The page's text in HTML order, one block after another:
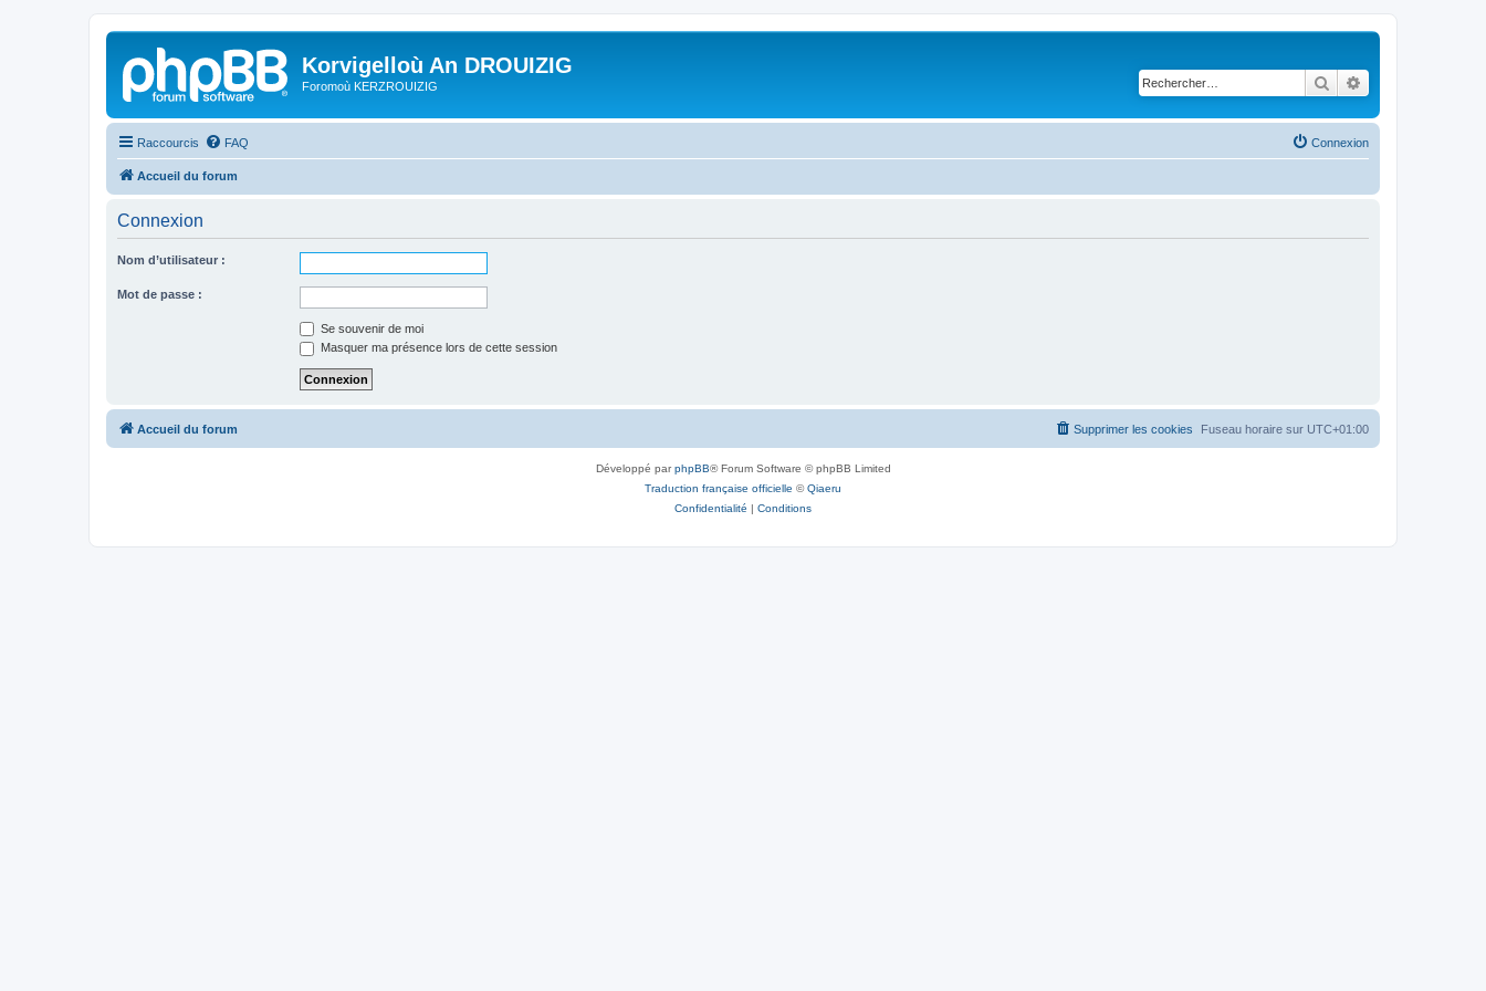
Korvigelloù An DROUIZIG
Foromoù KERZROUIZIG Rechercher
Raccourcis FAQ Connexion
Accueil du forum
Connexion
Nom d’utilisateur :
Mot de passe :
Se souvenir de moi
Masquer ma présence lors de cette session
Accueil du forum Fuseau horaire sur UTC+01:00
Supprimer les cookies
Développé parphpBB® Forum Software © phpBB Limited
Traduction française officielle ©Qiaeru
Confidentialité | Conditions